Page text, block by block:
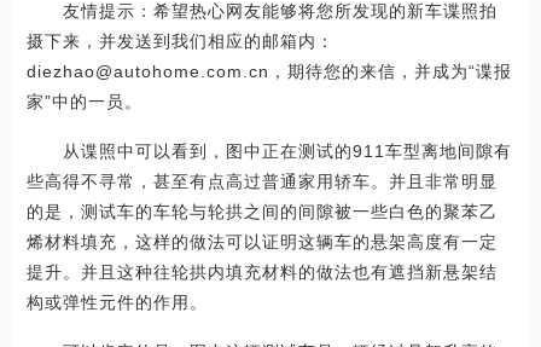
友情提示：希望热心网友能够将您所发现的新车谍照拍
摄下来，并发送到我们相应的邮箱内：
diezhao@autohome.com.cn，期待您的来信，并成为“谍报
家”中的一员。
从谍照中可以看到，图中正在测试的911车型离地间隙有
些高得不寻常，甚至有点高过普通家用轿车。并且非常明显
的是，测试车的车轮与轮拱之间的间隙被一些白色的聚苯乙
烯材料填充，这样的做法可以证明这辆车的悬架高度有一定
提升。并且这种往轮拱内填充材料的做法也有遮挡新悬架结
构或弹性元件的作用。